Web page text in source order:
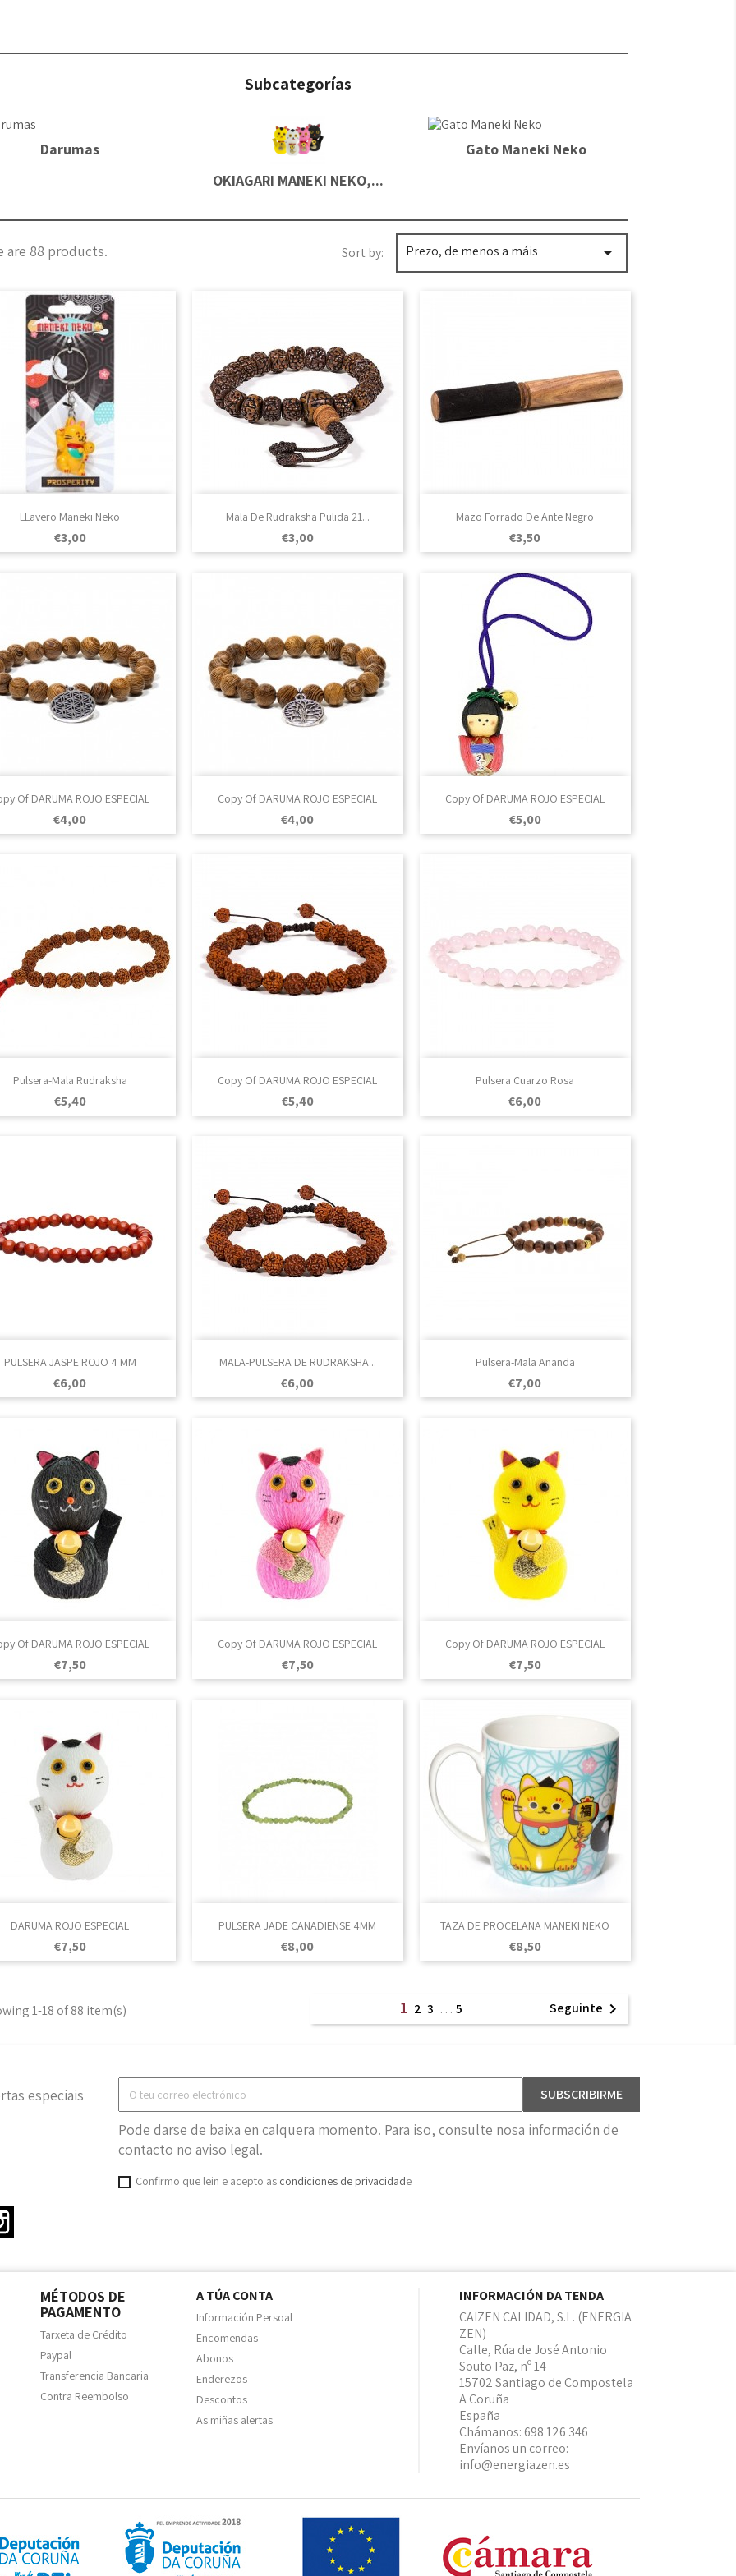
Subcategorías
Darumas
OKIAGARI MANEKI NEKO,...
Gato Maneki Neko
are 88 products. Sort by: Prezo, de menos a máis 
LLavero Maneki Neko
Prezo
€3,00
Vista rápida Mala De Rudraksha Pulida 21...
Prezo
€3,00
Vista rápida Mazo Forrado De Ante Negro
Prezo
€3,50
Vista rápida
Of DARUMA ROJO ESPECIAL
Prezo
€4,00
Vista rápida Copy Of DARUMA ROJO ESPECIAL
Prezo
€4,00
Vista rápida Copy Of DARUMA ROJO ESPECIAL
Prezo
€5,00
Vista rápida
Pulsera-Mala Rudraksha
Prezo
€5,40
Vista rápida Copy Of DARUMA ROJO ESPECIAL
Prezo
€5,40
Vista rápida Pulsera Cuarzo Rosa
Prezo
€6,00
Vista rápida
PULSERA JASPE ROJO 4 MM
Prezo
€6,00
 Vista rápida MALA-PULSERA DE RUDRAKSHA...
Prezo
€6,00
Vista rápida Pulsera-Mala Ananda
Prezo
€7,00
Vista rápida
Of DARUMA ROJO ESPECIAL
Prezo
€7,50
Vista rápida Copy Of DARUMA ROJO ESPECIAL
Prezo
€7,50
Vista rápida Copy Of DARUMA ROJO ESPECIAL
Prezo
€7,50
Vista rápida
DARUMA ROJO ESPECIAL
Prezo
€7,50
Vista rápida PULSERA JADE CANADIENSE 4MM
Prezo
€8,00
Vista rápida TAZA DE PROCELANA MANEKI NEKO
Prezo
€8,50
Vista rápida
1-18 of 88 item(s) 1 23 … 5 Seguinte 
especiais
Pode darse de baixa en calquera momento. Para iso, consulte nosa información de
contacto no aviso legal.
Confirmo que lein e acepto as condiciones de privacidade
MÉTODOS DE
PAGAMENTO
Tarxeta de Crédito
Paypal
Transferencia Bancaria
Contra Reembolso
A TÚA CONTA
Información Persoal
Encomendas
Abonos
Enderezos
Descontos
As miñas alertas
INFORMACIÓN DA TENDA
CAIZEN CALIDAD, S.L. (ENERGIA
ZEN)
Calle, Rúa de José Antonio
Souto Paz, nº 14
15702 Santiago de Compostela
A Coruña
España
Chámanos: 698 126 346
Envíanos un correo:
info@energiazen.es